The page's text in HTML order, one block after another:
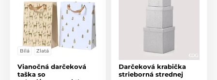
Bílá Zlatá
Vianočná darčeková
taška so
Darčeková krabička
strieborná strednej